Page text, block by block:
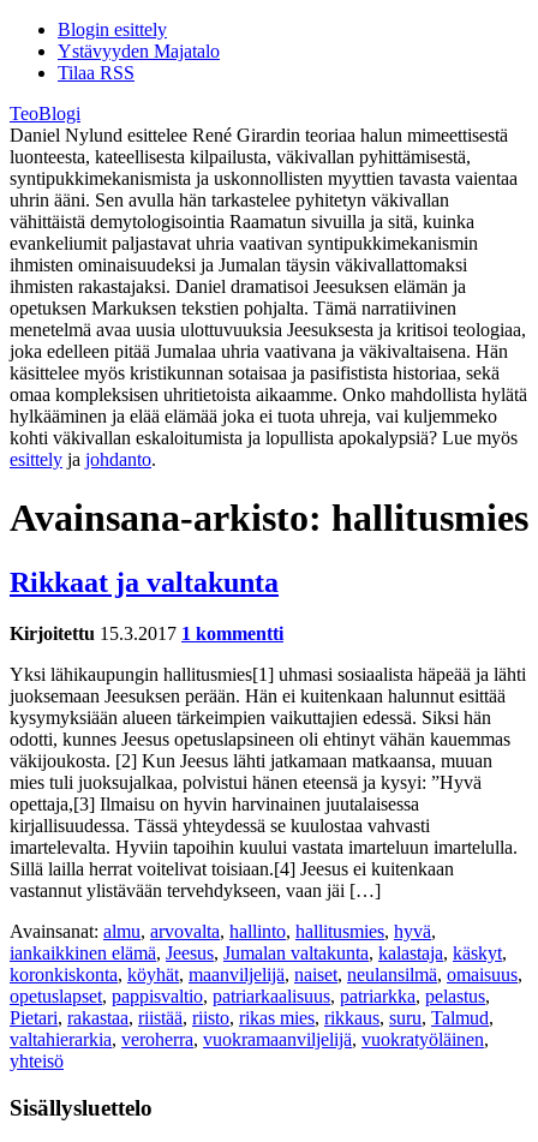
Blogin esittely
Ystävyyden Majatalo
Tilaa RSS
TeoBlogi
Daniel Nylund esittelee René Girardin teoriaa halun mimeettisestä
luonteesta, kateellisesta kilpailusta, väkivallan pyhittämisestä,
syntipukkimekanismista ja uskonnollisten myyttien tavasta vaientaa
uhrin ääni. Sen avulla hän tarkastelee pyhitetyn väkivallan
vähittäistä demytologisointia Raamatun sivuilla ja sitä, kuinka
evankeliumit paljastavat uhria vaativan syntipukkimekanismin
ihmisten ominaisuudeksi ja Jumalan täysin väkivallattomaksi
ihmisten rakastajaksi. Daniel dramatisoi Jeesuksen elämän ja
opetuksen Markuksen tekstien pohjalta. Tämä narratiivinen
menetelmä avaa uusia ulottuvuuksia Jeesuksesta ja kritisoi teologiaa,
joka edelleen pitää Jumalaa uhria vaativana ja väkivaltaisena. Hän
käsittelee myös kristikunnan sotaisaa ja pasifistista historiaa, sekä
omaa kompleksisen uhritietoista aikaamme. Onko mahdollista hylätä
hylkääminen ja elää elämää joka ei tuota uhreja, vai kuljemmeko
kohti väkivallan eskaloitumista ja lopullista apokalypsiä? Lue myös
esittely ja johdanto.
Avainsana-arkisto: hallitusmies
Rikkaat ja valtakunta
Kirjoitettu 15.3.2017 1 kommentti
Yksi lähikaupungin hallitusmies[1] uhmasi sosiaalista häpeää ja lähti
juoksemaan Jeesuksen perään. Hän ei kuitenkaan halunnut esittää
kysymyksiään alueen tärkeimpien vaikuttajien edessä. Siksi hän
odotti, kunnes Jeesus opetuslapsineen oli ehtinyt vähän kauemmas
väkijoukosta. [2] Kun Jeesus lähti jatkamaan matkaansa, muuan
mies tuli juoksujalkaa, polvistui hänen eteensä ja kysyi: ”Hyvä
opettaja,[3] Ilmaisu on hyvin harvinainen juutalaisessa
kirjallisuudessa. Tässä yhteydessä se kuulostaa vahvasti
imartelevalta. Hyviin tapoihin kuului vastata imarteluun imartelulla.
Sillä lailla herrat voitelivat toisiaan.[4] Jeesus ei kuitenkaan
vastannut ylistävään tervehdykseen, vaan jäi […]
Avainsanat: almu, arvovalta, hallinto, hallitusmies, hyvä,
iankaikkinen elämä, Jeesus, Jumalan valtakunta, kalastaja, käskyt,
koronkiskonta, köyhät, maanviljelijä, naiset, neulansilmä, omaisuus,
opetuslapset, pappisvaltio, patriarkaalisuus, patriarkka, pelastus,
Pietari, rakastaa, riistää, riisto, rikas mies, rikkaus, suru, Talmud,
valtahierarkia, veroherra, vuokramaanviljelijä, vuokratyöläinen,
yhteisö
Sisällysluettelo